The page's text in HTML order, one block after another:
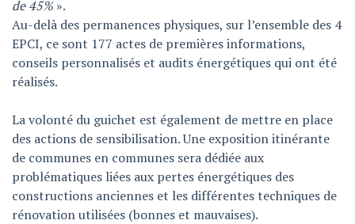
de 45%».
Au-delà des permanences physiques, sur l’ensemble des 4
EPCI, ce sont 177 actes de premières informations,
conseils personnalisés et audits énergétiques qui ont été
réalisés.
La volonté du guichet est également de mettre en place
des actions de sensibilisation. Une exposition itinérante
de communes en communes sera dédiée aux
problématiques liées aux pertes énergétiques des
constructions anciennes et les différentes techniques de
rénovation utilisées (bonnes et mauvaises).